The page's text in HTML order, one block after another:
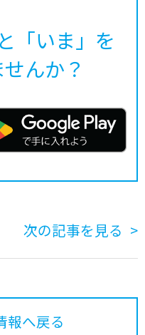
「いま」を
んか？
次の記事を見る
報へ戻る